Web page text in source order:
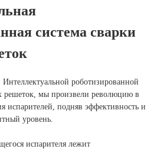
система сварки
роботизированной
решеток, мы произвели революцию в
испарителей, подняв эффективность и
уровень.
испарителя лежит